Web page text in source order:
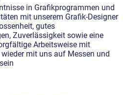
in Grafikprogrammen und
mit unserem Grafik-Designer
gutes
Zuverlässigkeit sowie eine
Arbeitsweise mit
mit uns auf Messen und